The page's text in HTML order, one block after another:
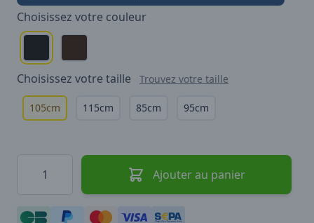
Choisissez votre couleur
Choisissez votre taille Trouvez votre taille
105cm 115cm 85cm 95cm
Ajouter au panier